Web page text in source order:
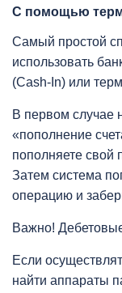
С помощью
Самый простой
использовать
(Cash-In) или
В первом случае
«пополнение
пополняете свой
Затем система
операцию и
Важно!
Если
найти аппараты